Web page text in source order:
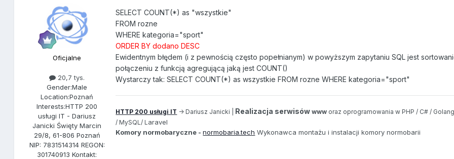
Oficjalne
20,7 tys.
Gender:Male
Location:Poznań
Interests:HTTP 200
usługi IT - Dariusz
Janicki Święty Marcin
29/8, 61-806 Poznań
NIP: 7831514314 REGON:
301740913 Kontakt:
SELECT COUNT(*) as "wszystkie"
FROM rozne
WHERE kategoria="sport"
ORDER BY dodano DESC
Ewidentnym błędem (i z pewnością często popełnianym) w powyższym zapytaniu SQL jest
połączeniu z funkcją agregującą jaką jest COUNT()
Wystarczy tak: SELECT COUNT(*) as wszystkie FROM rozne WHERE kategoria="sport"
HTTP 200 usługi IT -> Dariusz Janicki | Realizacja serwisów www oraz oprogramowania w PHP / C# /
/ MySQL/ L aravel
Komory normobaryczne -normobaria.tech Wykonawca montażu i instalacji komory normobarii